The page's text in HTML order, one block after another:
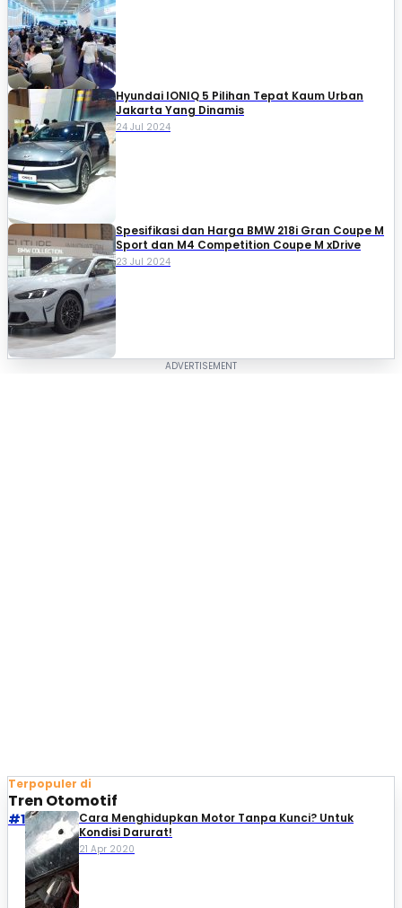
Hyundai IONIQ 5 Pilihan Tepat Kaum Urban
Jakarta Yang Dinamis
24 Jul 2024
Spesifikasi dan Harga BMW 218i Gran Coupe M
Sport dan M4 Competition Coupe M xDrive
23 Jul 2024
Terpopuler di
Tren Otomotif
#1
Cara Menghidupkan Motor Tanpa Kunci? Untuk
Kondisi Darurat!
21 Apr 2020